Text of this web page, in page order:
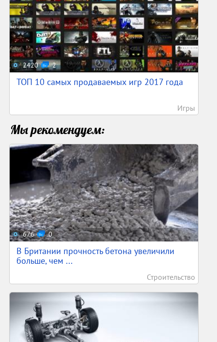
2420 2
ТОП 10 самых продаваемых игр 2017 года
Игры
Мы рекомендуем:
676 0
В Британии прочность бетона увеличили
больше, чем ...
Строительство